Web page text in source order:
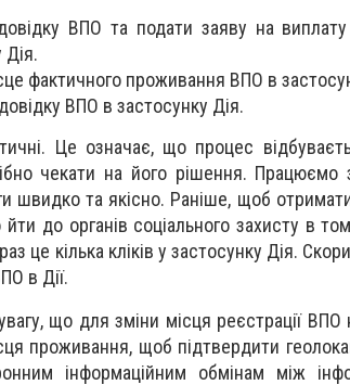
ВПО та подати заяву на
Дія.
фактичного проживання ВПО в
ВПО в застосунку Дія.
Це означає, що процес
чекати на його рішення.
швидко та якісно. Раніше, щоб
йти до органів соціального захисту в
це кілька кліків у застосунку Дія.
в Дії.
що для зміни місця реєстрації ВПО
проживання, щоб підтвердити
інформаційним обмінам між